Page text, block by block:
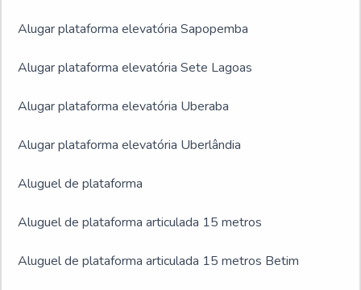
Alugar plataforma elevatória Sapopemba
Alugar plataforma elevatória Sete Lagoas
Alugar plataforma elevatória Uberaba
Alugar plataforma elevatória Uberlândia
Aluguel de plataforma
Aluguel de plataforma articulada 15 metros
Aluguel de plataforma articulada 15 metros Betim